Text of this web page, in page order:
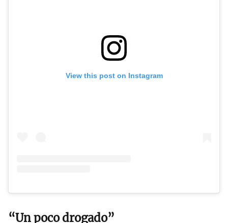
View this post on Instagram
“Un poco drogado”